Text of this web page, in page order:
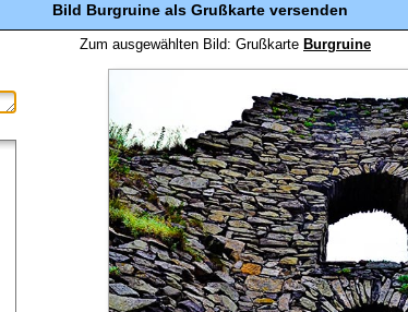
Bild Burgruineals Grußkarte versenden
Zum ausgewählten Bild: Grußkarte Burgruine